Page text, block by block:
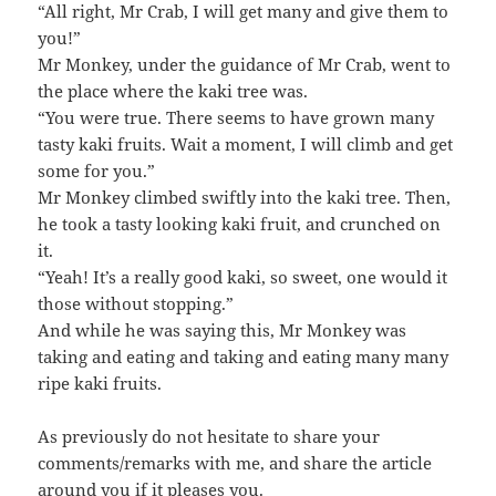
“All right, Mr Crab, I will get many and give them to
you!”
Mr Monkey, under the guidance of Mr Crab, went to
the place where the kaki tree was.
“You were true. There seems to have grown many
tasty kaki fruits. Wait a moment, I will climb and get
some for you.”
Mr Monkey climbed swiftly into the kaki tree. Then,
he took a tasty looking kaki fruit, and crunched on
it.
“Yeah! It’s a really good kaki, so sweet, one would it
those without stopping.”
And while he was saying this, Mr Monkey was
taking and eating and taking and eating many many
ripe kaki fruits.
As previously do not hesitate to share your
comments/remarks with me, and share the article
around you if it pleases you.